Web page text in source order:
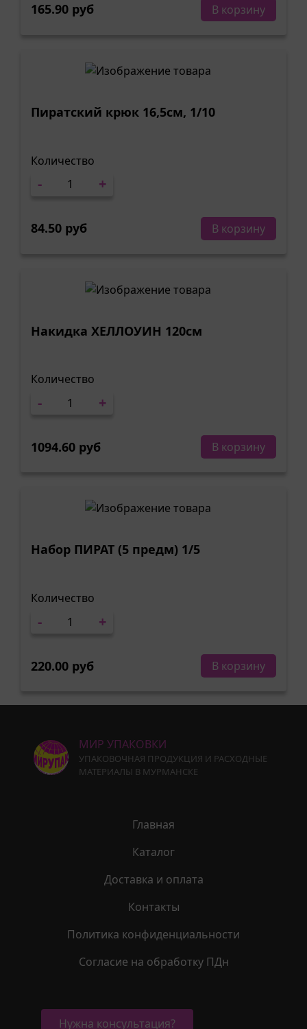
165.90 руб В корзину
Пиратский крюк 16,5см, 1/10
Количество
- +
84.50 руб В корзину
Накидка ХЕЛЛОУИН 120см
Количество
- +
1094.60 руб В корзину
Набор ПИРАТ (5 предм) 1/5
Количество
- +
220.00 руб В корзину
МИР УПАКОВКИ
УПАКОВОЧНАЯ ПРОДУКЦИЯ И РАСХОДНЫЕ
МАТЕРИАЛЫ В МУРМАНСКЕ
Главная
Каталог
Доставка и оплата
Контакты
Политика конфиденциальности
Согласие на обработку ПДн
Нужна консультация?